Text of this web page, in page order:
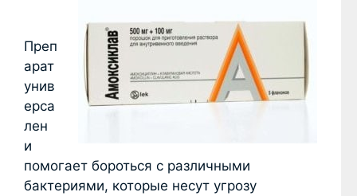
Преп
арат
унив
ерса
лен
и
помогает бороться с различными
бактериями, которые несут угрозу